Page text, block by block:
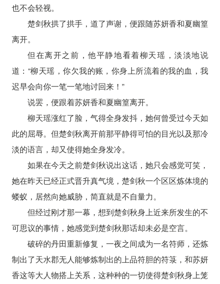
也不会轻视。
楚剑秋拱了拱手，道了声谢，便跟随苏妍香和夏幽篁
离开。
但在离开之前，他平静地看着柳天瑶，淡淡地说
道：“柳天瑶，你欠我的账，你身上所流着的我的血，我
迟早会向你一笔一笔地讨回来！”
说罢，便跟着苏妍香和夏幽篁离开。
柳天瑶涨红了脸，气得全身发抖，她何曾受过今天如
此的屈辱。但楚剑秋离开前那平静得可怕的目光以及那冷
淡的语言，却又使得她全身发冷。
如果在今天之前楚剑秋说出这话，她只会感觉可笑，
她在昨天已经正式晋升真气境，楚剑秋一个区区炼体境的
蝼蚁，居然向她威胁，简直就是不自量力。
但经过刚才那一幕，想到楚剑秋身上近来所发生的不
可思议的事情，她感觉到楚剑秋那话却未必是空言。
破碎的丹田重新修复，一夜之间成为一名符师，还炼
制出了天水郡无人能够炼制出的上品符胆的符箓，和苏妍
香这等大人物搭上关系，这种种的一切使得楚剑秋身上笼